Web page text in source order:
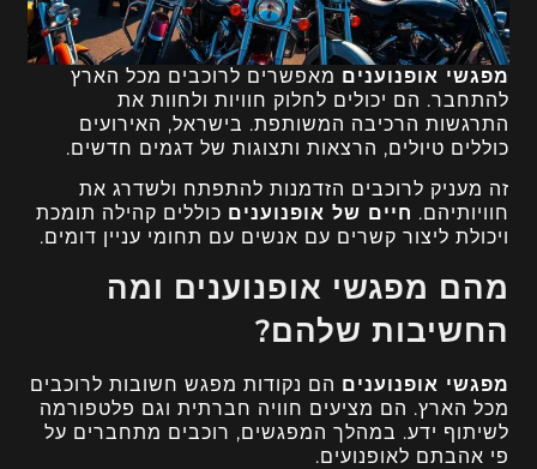
מפגשי אופנוענים מאפשרים לרוכבים מכל הארץ
להתחבר. הם יכולים לחלוק חוויות ולחוות את
התרגשות הרכיבה המשותפת. בישראל, האירועים
כוללים טיולים, הרצאות ותצוגות של דגמים חדשים.
זה מעניק לרוכבים הזדמנות להתפתח ולשדרג את
חוויותיהם. חיים של אופנוענים כוללים קהילה תומכת
ויכולת ליצור קשרים עם אנשים עם תחומי עניין דומים.
מהם מפגשי אופנוענים ומה
החשיבות שלהם?
מפגשי אופנוענים הם נקודות מפגש חשובות לרוכבים
מכל הארץ. הם מציעים חוויה חברתית וגם פלטפורמה
לשיתוף ידע. במהלך המפגשים, רוכבים מתחברים על
פי אהבתם לאופנועים.